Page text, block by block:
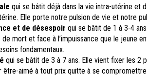
qui se bâtit déjà dans la vie intra-utérine et
Elle porte notre pulsion de vie et notre
et de désespoir qui se bâtit de 1 à 3-4
mort et face à l’impuissance que le jeune
fondamentaux.
qui se bâtit de 3 à 7 ans. Elle vient fixer les 2
être-aimé à tout prix quitte à se